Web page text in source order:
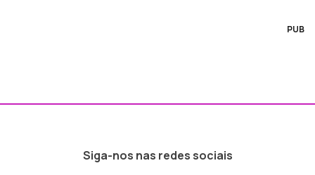
PUB
Siga-nos nas redes sociais